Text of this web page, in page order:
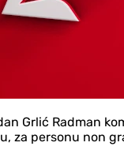
Grlić Radman
za personu non